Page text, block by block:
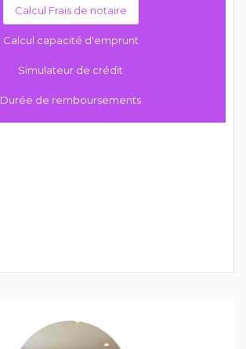
Calcul Frais de notaire
Calcul capacité d'emprunt
Simulateur de crédit
Durée de remboursements